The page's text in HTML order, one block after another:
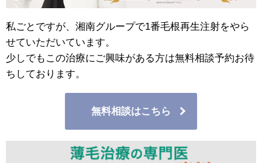
私ごとですが、湘南グループで1番毛根再生注射をやら
せていただいています。
少しでもこの治療にご興味がある方は無料相談予約お待
ちしております。
無料相談はこちら